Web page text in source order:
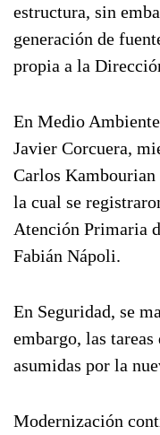
estructura, sin
generación de
propia a la
En Medio
Javier Corcuera,
Carlos
la cual se
Atención Primaria
Fabián Nápoli.
En Seguridad, se
embargo, las
asumidas por la
Modernización